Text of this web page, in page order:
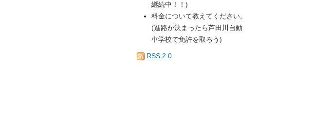
継続中！！)
料金について教えてください。
(進路が決まったら芦田川自動
車学校で免許を取ろう)
RSS 2.0